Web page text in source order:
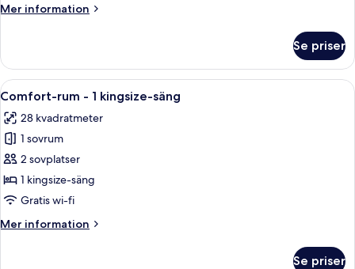
enkelsängar
Mer information
Mer
rum
2
Se priser
Öppna
alla
foton
för
Comfort-
rum
-
kingsize-
Ett modernt rum med en stor TV
3
Comfort-rum - 1 kingsize-säng
28 kvadratmeter
1 sovrum
2 sovplatser
1 kingsize-säng
Gratis wi-fi
Mer information
Mer
Se priser